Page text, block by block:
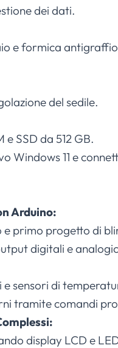
dei dati.
e formica
del sedile.
e SSD da 512 GB.
Windows 11 e
Arduino:
primo progetto di
digitali e
sensori di
tramite comandi
display LCD e